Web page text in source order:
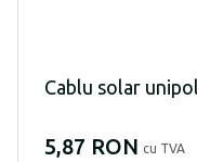
Cablu solar
5,87 RON cu TVA